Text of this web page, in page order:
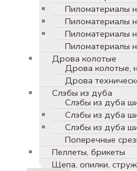
Пиломатериалы
Пиломатериалы
Пиломатериалы
Пиломатериалы
Дрова колотые
Дрова колотые,
Дрова
Слэбы из дуба
Слэбы из дуба
Слэбы из дуба
Слэбы из дуба
Поперечные
Пеллеты, брикеты
Щепа, опилки,